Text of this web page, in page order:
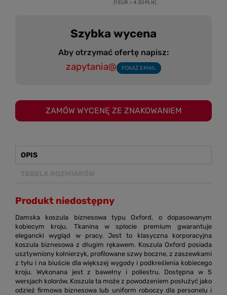
(1 EUR = 4.30 PLN)
Szybka wycena
Aby otrzymać ofertę napisz:
zapytania@ POKAŻ EMAIL
ZAMÓW WYCENĘ ZE ZNAKOWANIEM
OPIS
Produkt niedostępny
Damska koszula biznesowa typu Oxford, o dopasowanym
kobiecym kroju. Tkanina w splocie premium gwarantuje
elegancki wygląd w pracy. Jest to klasyczna korporacyjna
koszula biznesowa z długim rękawem. Koszula Oxford posiada
usztywniony kołnierzyk, profilowane szwy boczne, z zaszewkami
z tyłu i na biuście dla większej wygody i podkreślenia kobiecego
kroju. Wykonana jest z bawełny i poliestru. Dostępna w 5
wersjach kolorów. Koszula ta może z powodzeniem posłużyć jako
odzież firmowa biznesowa lub uniform roboczy dla personelu i